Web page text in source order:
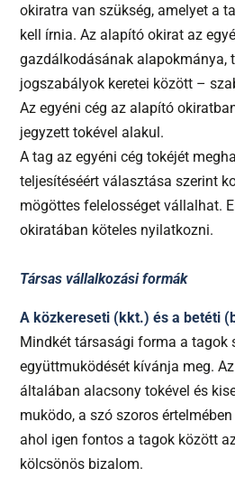
okiratra van szükség, amelyet a
kell írnia. Az alapító okirat az
gazdálkodásának alapokmánya,
jogszabályok keretei között –
Az egyéni cég az alapító
jegyzett tokével alakul.
A tag az egyéni cég tokéjét
teljesítéséért választása szerint
mögöttes felelosséget vállalhat.
okiratában köteles nyilatkozni.
Társas vállalkozási formák
A közkereseti (kkt.) és a betéti
Mindkét társasági forma a tagok
együttmuködését kívánja meg.
általában alacsony tokével és
muködo, a szó szoros
ahol igen fontos a tagok között
kölcsönös bizalom.